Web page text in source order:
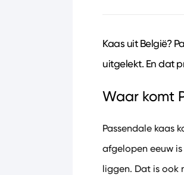
Kaas uit België?
uitgelekt. En dat
Waar komt
Passendale kaas
afgelopen eeuw
liggen. Dat is ook